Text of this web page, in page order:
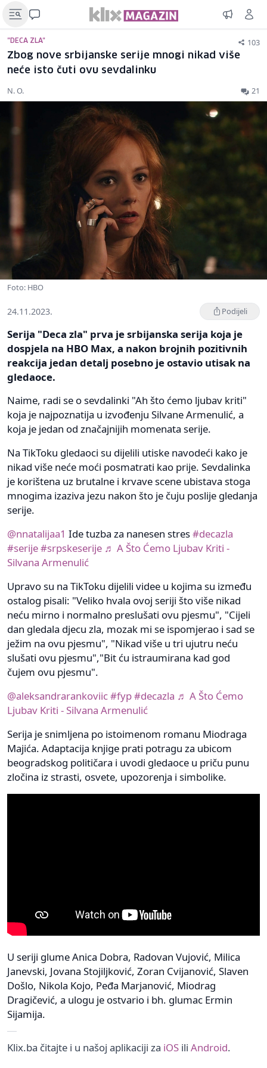
"DECA ZLA" 103
Zbog nove srbijanske serije mnogi nikad više
neće isto čuti ovu sevdalinku
N. O. 21
Foto: HBO
24.11.2023. Podijeli
Serija "Deca zla" prva je srbijanska serija koja je
dospjela na HBO Max, a nakon brojnih pozitivnih
reakcija jedan detalj posebno je ostavio utisak na
gledaoce.
Naime, radi se o sevdalinki "Ah što ćemo ljubav kriti"
koja je najpoznatija u izvođenju Silvane Armenulić, a
koja je jedan od značajnijih momenata serije.
Na TikToku gledaoci su dijelili utiske navodeći kako je
nikad više neće moći posmatrati kao prije. Sevdalinka
je korištena uz brutalne i krvave scene ubistava stoga
mnogima izaziva jezu nakon što je čuju poslije gledanja
serije.
@nnatalijaa1 Ide tuzba za nanesen stres#decazla
#serije#srpskeserije ♬ A Što Ćemo Ljubav Kriti -
Silvana Armenulić
Upravo su na TikToku dijelili videe u kojima su između
ostalog pisali: "Veliko hvala ovoj seriji što više nikad
neću mirno i normalno preslušati ovu pjesmu", "Cijeli
dan gledala djecu zla, mozak mi se ispomjerao i sad se
ježim na ovu pjesmu", "Nikad više u tri ujutru neću
slušati ovu pjesmu","Bit ću istraumirana kad god
čujem ovu pjesmu".
@aleksandrarankoviic#fyp#decazla ♬ A Što Ćemo
Ljubav Kriti - Silvana Armenulić
Serija je snimljena po istoimenom romanu Miodraga
Majića. Adaptacija knjige prati potragu za ubicom
beogradskog političara i uvodi gledaoce u priču punu
zločina iz strasti, osvete, upozorenja i simbolike.
U seriji glume Anica Dobra, Radovan Vujović, Milica
Janevski, Jovana Stojiljković, Zoran Cvijanović, Slaven
Došlo, Nikola Kojo, Peđa Marjanović, Miodrag
Dragičević, a ulogu je ostvario i bh. glumac Ermin
Sijamija.
Klix.ba čitajte i u našoj aplikaciji za iOS ili Android.